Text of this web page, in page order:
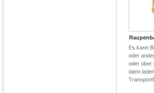
Es kann
oder
oder über
dann